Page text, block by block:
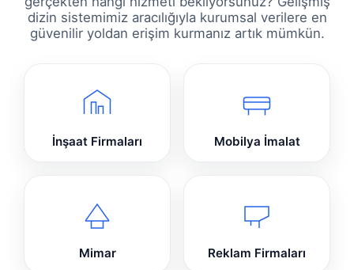
dizin sistemimiz aracılığıyla kurumsal verilere en
güvenilir yoldan erişim kurmanız artık mümkün.
İnşaat Firmaları Mobilya İmalat
Mimar Reklam Firmaları